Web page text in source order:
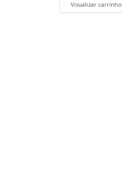
Visualizar carrinho